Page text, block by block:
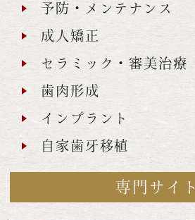
予防・メンテナンス
成人矯正
セラミック・審美治療
歯肉形成
インプラント
自家歯牙移植
専門サイト